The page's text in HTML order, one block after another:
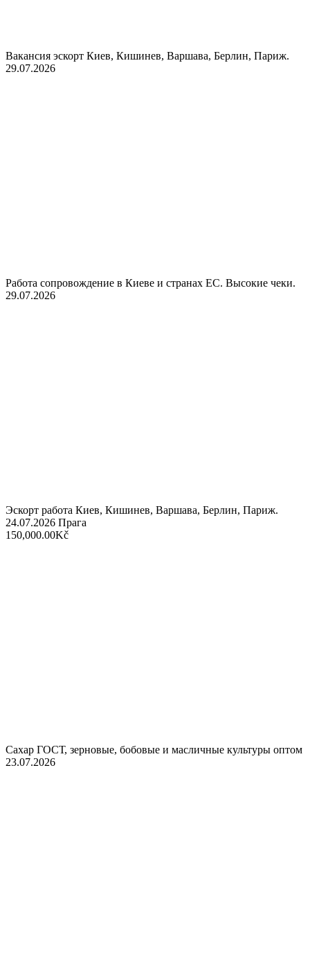
Вакансия эскорт Киев, Кишинев, Варшава, Берлин, Париж.
29.07.2026
Работа сопровождение в Киеве и странах ЕС. Высокие чеки.
29.07.2026
Эскорт работа Киев, Кишинев, Варшава, Берлин, Париж.
24.07.2026 Прага
150,000.00Kč
Сахар ГОСТ, зерновые, бобовые и масличные культуры оптом
23.07.2026